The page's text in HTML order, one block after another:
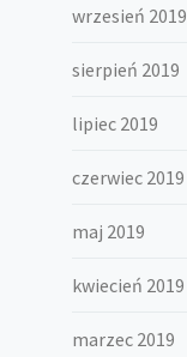
wrzesień 2019
sierpień 2019
lipiec 2019
czerwiec 2019
maj 2019
kwiecień 2019
marzec 2019